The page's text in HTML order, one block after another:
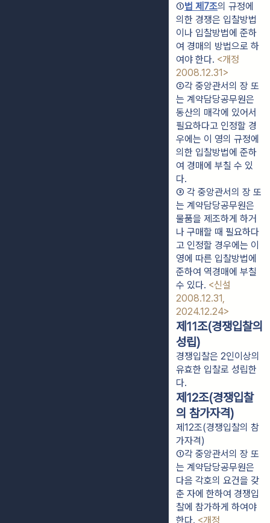
①법 제7조의 규정에
의한 경쟁은 입찰방법
이나 입찰방법에 준하
여 경매의 방법으로 하
여야 한다. <개정
2008.12.31>
②각 중앙관서의 장 또
는 계약담당공무원은
동산의 매각에 있어서
필요하다고 인정할 경
우에는 이 영의 규정에
의한 입찰방법에 준하
여 경매에 부칠 수 있
다.
③ 각 중앙관서의 장 또
는 계약담당공무원은
물품을 제조하게 하거
나 구매할 때 필요하다
고 인정할 경우에는 이
영에 따른 입찰방법에
준하여 역경매에 부칠
수 있다. <신설
2008.12.31,
2024.12.24>
제11조(경쟁입찰의
성립)
경쟁입찰은 2인이상의
유효한 입찰로 성립한
다.
제12조(경쟁입찰
의 참가자격)
제12조(경쟁입찰의 참
가자격)
①각 중앙관서의 장 또
는 계약담당공무원은
다음 각호의 요건을 갖
춘 자에 한하여 경쟁입
찰에 참가하게 하여야
한다. <개정